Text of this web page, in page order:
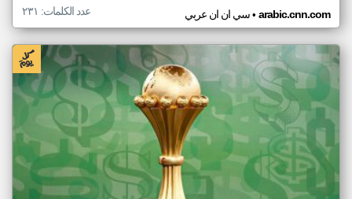
سي ان ان عربي• arabic.cnn.com عدد الكلمات: ٢٣١